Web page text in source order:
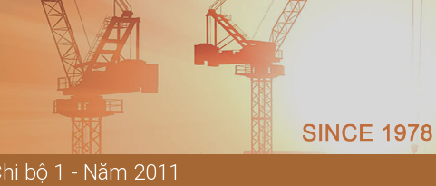
bộ 1 - Năm 2011